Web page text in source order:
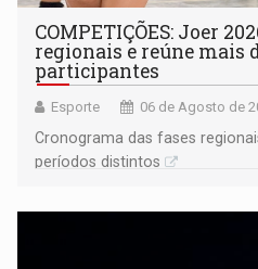
COMPETIÇÕES: Joer
regionais e reúne mais
participantes
Esporte 06 de Agosto de
Cronograma das fases
períodos distintos